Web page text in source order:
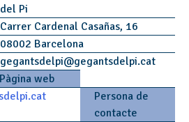
del Pi
Carrer Cardenal Casañas, 16
08002 Barcelona
gegantsdelpi@gegantsdelpi.cat
Pàgina web
Persona de
contacte